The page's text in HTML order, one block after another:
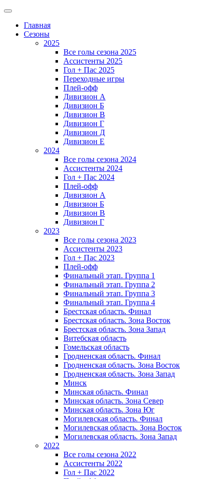
Главная
Сезоны
2025
Все голы сезона 2025
Ассистенты 2025
Гол + Пас 2025
Переходные игры
Плей-офф
Дивизион A
Дивизион Б
Дивизион В
Дивизион Г
Дивизион Д
Дивизион Е
2024
Все голы сезона 2024
Ассистенты 2024
Гол + Пас 2024
Плей-офф
Дивизион A
Дивизион Б
Дивизион В
Дивизион Г
2023
Все голы сезона 2023
Ассистенты 2023
Гол + Пас 2023
Плей-офф
Финальный этап. Группа 1
Финальный этап. Группа 2
Финальный этап. Группа 3
Финальный этап. Группа 4
Брестская область. Финал
Брестская область. Зона Восток
Брестская область. Зона Запад
Витебская область
Гомельская область
Гродненская область. Финал
Гродненская область. Зона Восток
Гродненская область. Зона Запад
Минск
Минская область. Финал
Минская область. Зона Север
Минская область. Зона Юг
Могилевская область. Финал
Могилевская область. Зона Восток
Могилевская область. Зона Запад
2022
Все голы сезона 2022
Ассистенты 2022
Гол + Пас 2022